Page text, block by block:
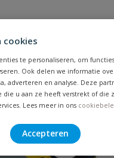
cookies
te personaliseren, om
Ook delen we informatie
adverteren en analyse. Deze
u aan ze heeft verstrekt of die
Lees meer in ons
Accepteren